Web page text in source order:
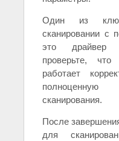
Один из
сканировании с
это драйвер
проверьте,
работает
сканирования.
После
для